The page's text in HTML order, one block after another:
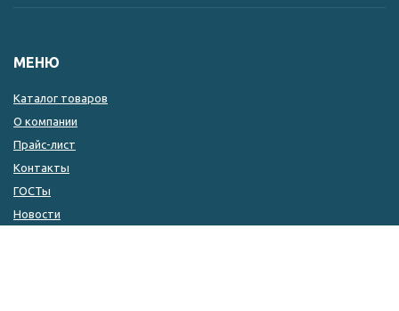
МЕНЮ
Каталог товаров
О компании
Прайс-лист
Контакты
ГОСТы
Новости